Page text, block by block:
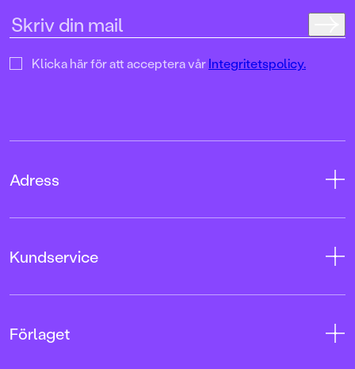
Klicka här för att acceptera vårIntegritetspolicy.
Adress
103 12 Stockholm
Kundservice
Kundservice
Förlaget